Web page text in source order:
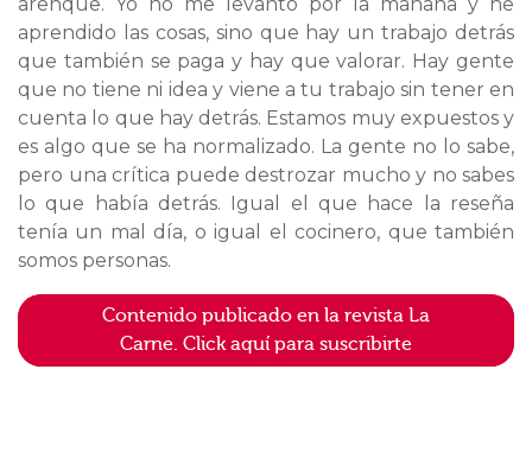
aprendido las cosas, sino que hay un trabajo detrás
que también se paga y hay que valorar. Hay gente
que no tiene ni idea y viene a tu trabajo sin tener en
cuenta lo que hay detrás. Estamos muy expuestos y
es algo que se ha normalizado. La gente no lo sabe,
pero una crítica puede destrozar mucho y no sabes
lo que había detrás. Igual el que hace la reseña
tenía un mal día, o igual el cocinero, que también
somos personas.
Contenido publicado en la revista La
Carne. Click aquí para suscribirte